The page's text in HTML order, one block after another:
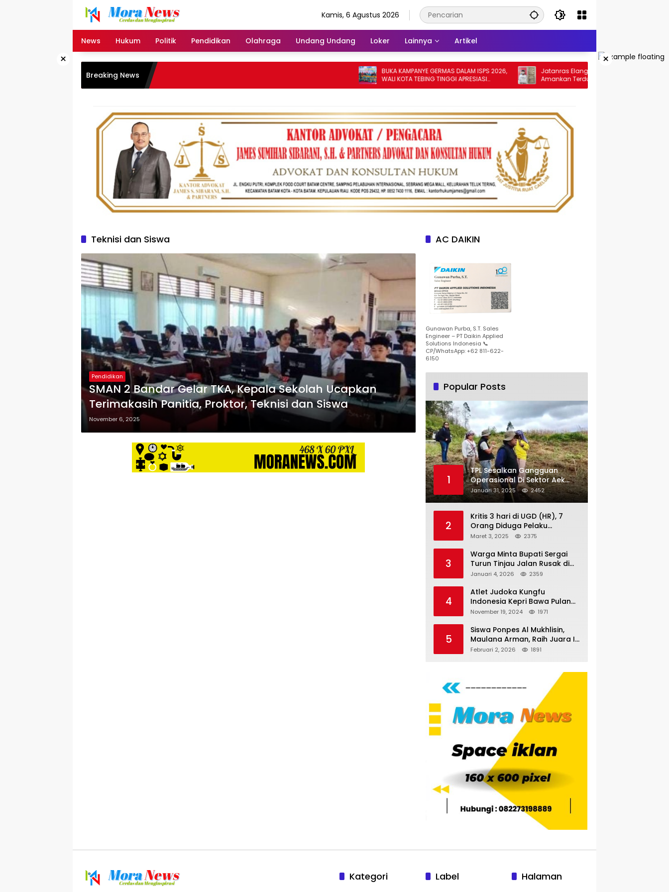
Kamis, 6 Agustus 2026
News Hukum Politik Pendidikan Olahraga Undang Undang Loker Lainnya Artikel
× ×
Breaking News
BUKA KAMPANYE GERMAS DALAM ISPS 2026,
WALI KOTA TEBING TINGGI APRESIASI
PENURUNAN STUNTING
Jatanras Elang Sakti Polres Tebing Tinggi
Amankan Terduga Pelaku Penggelapan
Sepeda Motor
Teknisi dan Siswa
Pendidikan
SMAN 2 Bandar Gelar TKA, Kepala Sekolah Ucapkan
Terimakasih Panitia, Proktor, Teknisi dan Siswa
November 6, 2025
AC DAIKIN
Gunawan Purba, S.T. Sales
Engineer – PT Daikin Applied
Solutions Indonesia 📞
CP/WhatsApp: +62 811-622-
6150
Popular Posts
1
TPL Sesalkan Gangguan
Operasional Di Sektor Aek
Nauli
Januari 31, 2025 2452
2
Kritis 3 hari di UGD (HR), 7
Orang Diduga Pelaku
Pengeroyokan di Lift KTV
Kantor Hukum JAP
Pertanyakan Kinerja Polresta
Tanjungpinang
Maret 3, 2025 2375
3
Warga Minta Bupati Sergai
Turun Tinjau Jalan Rusak di
Dusun 4 Desa Sei Periuk
Januari 4, 2026 2359
4
Atlet Judoka Kungfu
Indonesia Kepri Bawa Pulang
11 Medali Pra Fornas bogor, 3
November 19, 2024 1971
5
Siswa Ponpes Al Mukhlisin,
Maulana Arman, Raih Juara I
Taekwondo Junior Putra di
Februari 2, 2026 1891
Kategori Label Halaman